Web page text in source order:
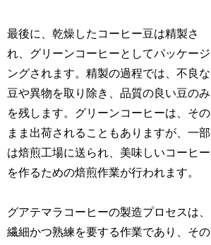
最後に、乾燥したコーヒー豆は精製さ
れ、グリーンコーヒーとしてパッケージ
ングされます。精製の過程では、不良な
豆や異物を取り除き、品質の良い豆のみ
を残します。グリーンコーヒーは、その
まま出荷されることもありますが、一部
は焙煎工場に送られ、美味しいコーヒー
を作るための焙煎作業が行われます。
グアテマラコーヒーの製造プロセスは、
繊細かつ熟練を要する作業であり、その